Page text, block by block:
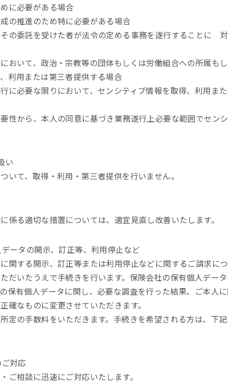
に必要がある場合
の推進のため特に必要がある場合
の委託を受けた者が法令の定める事務を遂行することに
おいて、政治・宗教等の団体もしくは労働組合への所属も
利用または第三者提供する場合
に必要な限りにおいて、センシティブ情報を取得、利用ま
性から、本人の同意に基づき業務遂行上必要な範囲でセン
い
いて、取得・利用・第三者提供を行いません。
係る適切な措置については、適宜見直し改善いたします。
ータの開示、訂正等、利用停止など
関する開示、訂正等または利用停止などに関するご請求に
だいたうえで手続きを行います。保険会社の保有個人デー
保有個人データに関し、必要な調査を行った結果、ご本人
確なものに変更させていただきます。
定の手数料をいただきます。手続きを希望される方は、下
対応
ご相談に迅速にご対応いたします。